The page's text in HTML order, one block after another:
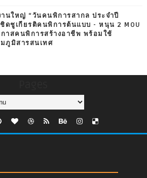
นใหญ่ “วันคนพิการสากล ประจำปี
ชิดชูเกียรติคนพิการต้นแบบ - หนุน 2 MOU
าสคนพิการสร้างอาชีพ พร้อมใช้
ภูมิสารสนเทศ